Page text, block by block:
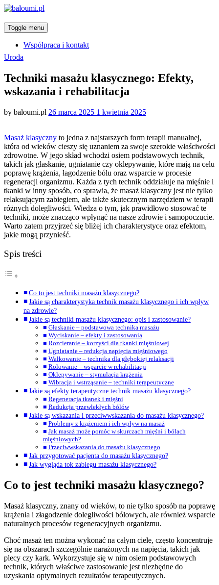
Toggle menu
Współpraca i kontakt
Categories
Uroda
Techniki masażu klasycznego: Efekty,
wskazania i rehabilitacja
by baloumi.pl Posted
26 marca 2025 1 kwietnia 2025
Masaż klasyczny to jedna z najstarszych form terapii manualnej,
która od wieków cieszy się uznaniem za swoje szerokie właściwości
zdrowotne. W jego skład wchodzi osiem podstawowych technik,
takich jak głaskanie, ugniatanie czy oklepywanie, które mają na celu
poprawę krążenia, łagodzenie bólu oraz wsparcie w procesie
regeneracji organizmu. Każda z tych technik oddziałuje na mięśnie i
tkanki w inny sposób, co sprawia, że masaż klasyczny jest nie tylko
relaksującym zabiegiem, ale także skutecznym narzędziem w terapii
różnych dolegliwości. Wiedza o tym, jak prawidłowo stosować te
techniki, może znacząco wpłynąć na nasze zdrowie i samopoczucie.
Warto zatem przyjrzeć się bliżej ich charakterystyce oraz efektom,
jakie mogą przynieść.
Spis treści
Co to jest techniki masażu klasycznego?
Jakie są charakterystyka technik masażu klasycznego i ich wpływ
na zdrowie?
Jakie są techniki masażu klasycznego: opis i zastosowanie?
Głaskanie – podstawowa technika masażu
Wyciskanie – efekty i zastosowania
Rozcieranie – korzyści dla tkanki mięśniowej
Ugniatanie – redukcja napięcia mięśniowego
Wałkowanie – technika dla głębokiej relaksacji
Rolowanie – wsparcie w rehabilitacji
Oklepywanie – stymulacja krążenia
Wibracja i wstrząsanie – techniki terapeutyczne
Jakie są efekty terapeutyczne technik masażu klasycznego?
Regeneracja tkanek i mięśni
Redukcja przewlekłych bólów
Jakie są wskazania i przeciwwskazania do masażu klasycznego?
Problemy z krążeniem i ich wpływ na masaż
Jak masaż może pomóc w skurczach mięśni i bólach
mięśniowych?
Przeciwwskazania do masażu klasycznego
Jak przygotować pacjenta do masażu klasycznego?
Jak wygląda tok zabiegu masażu klasycznego?
Co to jest techniki masażu klasycznego?
Masaż klasyczny, znany od wieków, to nie tylko sposób na poprawę
krążenia i złagodzenie dolegliwości bólowych, ale również wsparcie
naturalnych procesów regeneracyjnych organizmu.
Choć masaż ten można wykonać na całym ciele, często koncentruje
się na obszarach szczególnie narażonych na napięcia, takich jak
plecy czy kark. Wykorzystuje się w nim osiem podstawowych
technik, których właściwe zastosowanie jest niezbędne do
uzyskania optymalnych rezultatów terapeutycznych.